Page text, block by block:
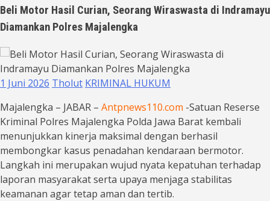
Beli Motor Hasil Curian, Seorang Wiraswasta di Indramayu
Diamankan Polres Majalengka
1 Juni 2026 Tholut KRIMINAL HUKUM
Majalengka – JABAR – Antpnews110.com -Satuan Reserse
Kriminal Polres Majalengka Polda Jawa Barat kembali
menunjukkan kinerja maksimal dengan berhasil
membongkar kasus penadahan kendaraan bermotor.
Langkah ini merupakan wujud nyata kepatuhan terhadap
laporan masyarakat serta upaya menjaga stabilitas
keamanan agar tetap aman dan tertib.